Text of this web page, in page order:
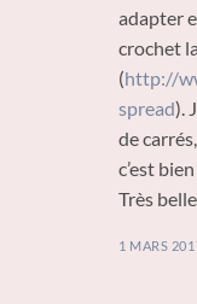
adapter
crochet
(http://
spread).
de
c’est
Très
1 MARS